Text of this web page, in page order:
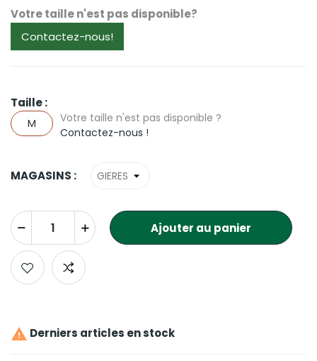
Votre taille n'est pas disponible?
Contactez-nous!
Taille :
M
Votre taille n'est pas disponible ?
Contactez-nous !
MAGASINS :
Ajouter au panier
 Derniers articles en stock